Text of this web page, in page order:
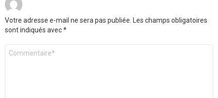
Votre adresse e-mail ne sera pas publiée.
Les champs obligatoires
sont indiqués avec*
Commentaire